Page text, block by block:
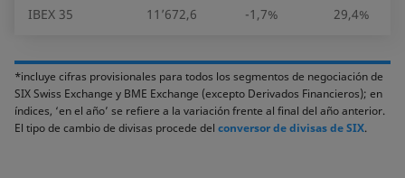
IBEX 35 11’672,6 -1,7% 29,4%
*incluye cifras provisionales para todos los segmentos de negociación de
SIX Swiss Exchange y BME Exchange (excepto Derivados Financieros); en
índices, ‘en el año’ se refiere a la variación frente al final del año anterior.
El tipo de cambio de divisas procede del conversor de divisas de SIX.